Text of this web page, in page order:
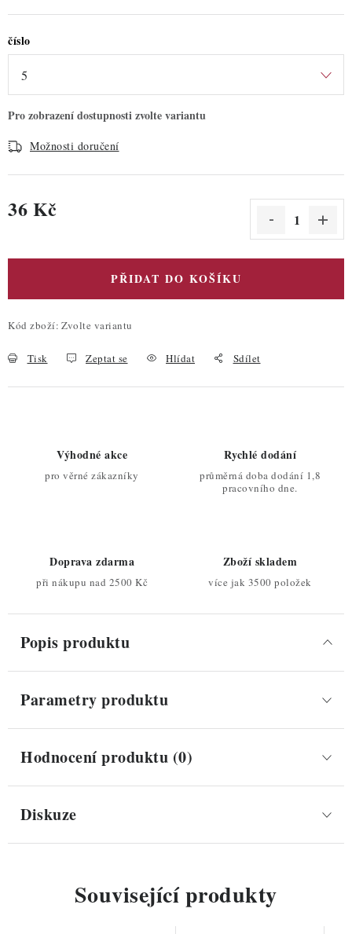
číslo
Možnosti doručení
36 Kč
PŘIDAT DO KOŠÍKU
Kód zboží: Zvolte variantu
Tisk Zeptat se Hlídat Sdílet
Výhodné akce
pro věrné zákazníky
Rychlé dodání
průměrná doba dodání 1,8
pracovního dne.
Doprava zdarma
při nákupu nad 2500 Kč
Zboží skladem
více jak 3500 položek
Popis produktu
Parametry produktu
Hodnocení produktu (0)
Diskuze
Související produkty